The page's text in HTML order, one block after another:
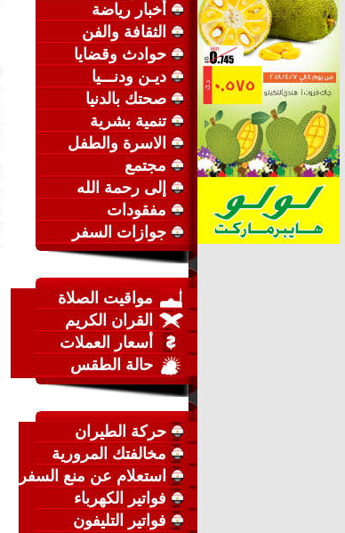
أخبار رياضة
الثقافة والفن
حوادث وقضايا
ديـن ودنـــيا
صحتك بالدنيا
تنمية بشرية
الاسرة والطفل
مجتمع
إلى رحمة الله
مفقودات
جوازات السفر
مواقيت الصلاة
القران الكريم
أسعار العملات
حالة الطقس
حركة الطيران
مخالفتك المرورية
استعلام عن منع السفر
فواتير الكهرباء
فواتير التليفون